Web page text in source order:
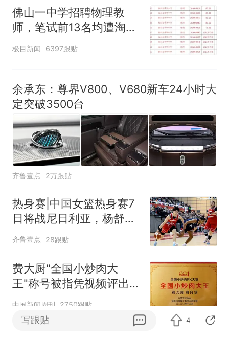
佛山一中学招聘物理教
师，笔试前13名均遭淘
汰？教育局：已叫停招
极目新闻 6397跟贴
余承东：尊界V800、V680新车24小时大
定突破3500台
齐鲁壹点 2万跟贴
热身赛|中国女篮热身赛7
日将战尼日利亚，杨舒予
有望出战
齐鲁壹点 28跟贴
费大厨"全国小炒肉大
王"称号被指凭视频评出
官方回应
中国新闻周刊 2750跟贴
写跟贴 4